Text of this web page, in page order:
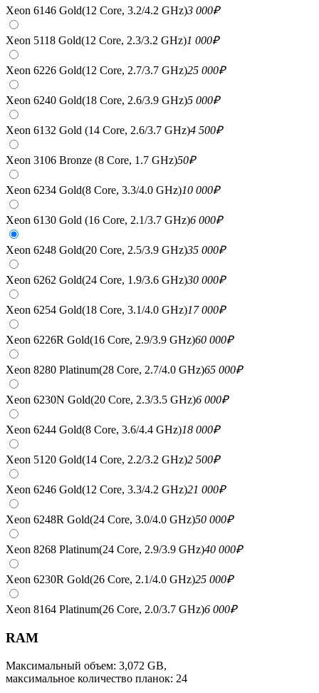
Xeon 6146 Gold(12 Core, 3.2/4.2 GHz)3 000₽
Xeon 5118 Gold(12 Core, 2.3/3.2 GHz)1 000₽
Xeon 6226 Gold(12 Core, 2.7/3.7 GHz)25 000₽
Xeon 6240 Gold(18 Core, 2.6/3.9 GHz)5 000₽
Xeon 6132 Gold (14 Core, 2.6/3.7 GHz)4 500₽
Xeon 3106 Bronze (8 Core, 1.7 GHz)50₽
Xeon 6234 Gold(8 Core, 3.3/4.0 GHz)10 000₽
Xeon 6130 Gold (16 Core, 2.1/3.7 GHz)6 000₽
Xeon 6248 Gold(20 Core, 2.5/3.9 GHz)35 000₽
Xeon 6262 Gold(24 Core, 1.9/3.6 GHz)30 000₽
Xeon 6254 Gold(18 Core, 3.1/4.0 GHz)17 000₽
Xeon 6226R Gold(16 Core, 2.9/3.9 GHz)60 000₽
Xeon 8280 Platinum(28 Core, 2.7/4.0 GHz)65 000₽
Xeon 6230N Gold(20 Core, 2.3/3.5 GHz)6 000₽
Xeon 6244 Gold(8 Core, 3.6/4.4 GHz)18 000₽
Xeon 5120 Gold(14 Core, 2.2/3.2 GHz)2 500₽
Xeon 6246 Gold(12 Core, 3.3/4.2 GHz)21 000₽
Xeon 6248R Gold(24 Core, 3.0/4.0 GHz)50 000₽
Xeon 8268 Platinum(24 Core, 2.9/3.9 GHz)40 000₽
Xeon 6230R Gold(26 Core, 2.1/4.0 GHz)25 000₽
Xeon 8164 Platinum(26 Core, 2.0/3.7 GHz)6 000₽
RAM
Максимальный объем: 3,072 GB,
максимальное количество планок: 24